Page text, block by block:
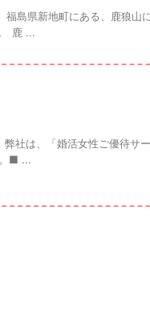
島県新地町にある、鹿狼山
鹿 ...
社は、「婚活女性ご優待サ
■ ...